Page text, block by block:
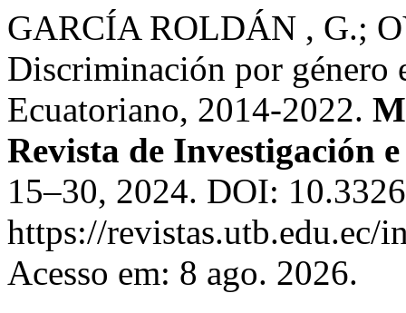
GARCÍA ROLDÁN , G.;
Discriminación por género
Ecuatoriano, 2014-2022.
Revista de Investigación
15–30, 2024. DOI:
https://revistas.utb.edu.ec/
Acesso em: 8 ago. 2026.